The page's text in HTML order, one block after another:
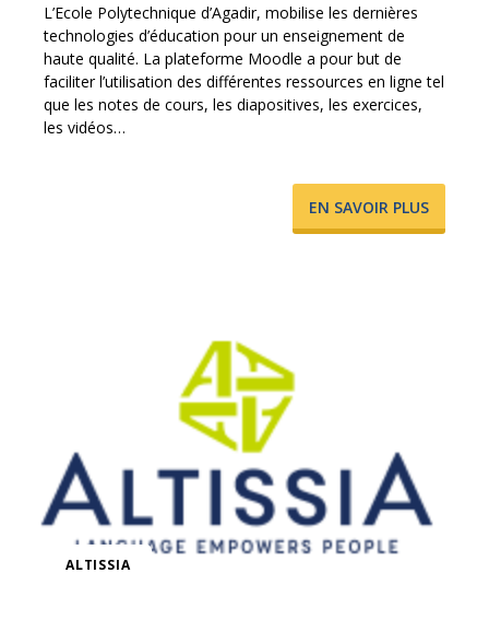
L’Ecole Polytechnique d’Agadir, mobilise les dernières
technologies d’éducation pour un enseignement de
haute qualité. La plateforme Moodle a pour but de
faciliter l’utilisation des différentes ressources en ligne tel
que les notes de cours, les diapositives, les exercices,
les vidéos…
​EN SAVOIR PLUS
ALTISSIA